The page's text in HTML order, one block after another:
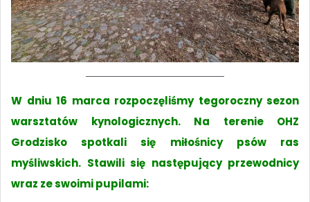
W dniu 16 marca rozpoczęliśmy tegoroczny sezon
warsztatów kynologicznych. Na terenie OHZ
Grodzisko spotkali się miłośnicy psów ras
myśliwskich. Stawili się następujący przewodnicy
wraz ze swoimi pupilami: